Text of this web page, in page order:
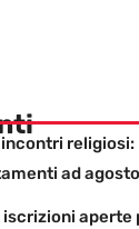
religiosi:
ad agosto
iscrizioni aperte